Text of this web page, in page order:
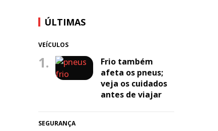
ÚLTIMAS
VEÍCULOS
1.
Frio também
afeta os pneus;
veja os cuidados
antes de viajar
SEGURANÇA